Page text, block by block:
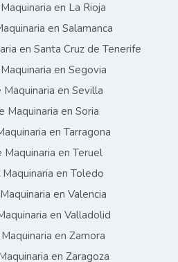
en La Rioja
en Salamanca
en Santa Cruz de Tenerife
en Segovia
Maquinaria en Sevilla
Maquinaria en Soria
en Tarragona
Maquinaria en Teruel
en Toledo
en Valencia
en Valladolid
en Zamora
en Zaragoza